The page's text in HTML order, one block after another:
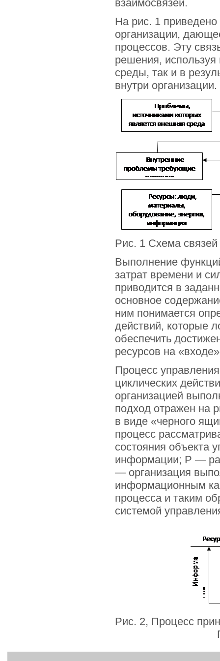
взаимосвязей.
На рис. 1
организации,
процессов. Эту
решения,
среды, так и в
внутри
Рис. 1 Схема связей
Выполнение
затрат времени и
приводится в
основное
ним понимается
действий, которые
обеспечить
ресурсов на
Процесс
циклических
организацией
подход отражен на
в виде «черного
процесс
состояния объекта
информации; Р —
— организация
информационным
процесса и таким
системой
Рис. 2, Процесс